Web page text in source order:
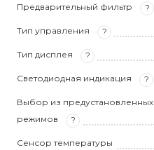
Предварительный фильтр ?
Тип управления ?
Тип дисплея ?
Светодиодная индикация ?
Выбор из предустановленных
режимов
?
Сенсор температуры